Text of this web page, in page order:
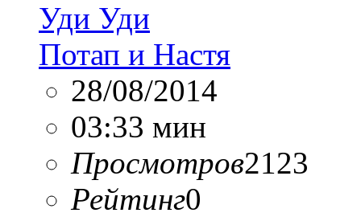
Уди Уди
Потап и Настя
28/08/2014
03:33 мин
Просмотров2123
Рейтинг0